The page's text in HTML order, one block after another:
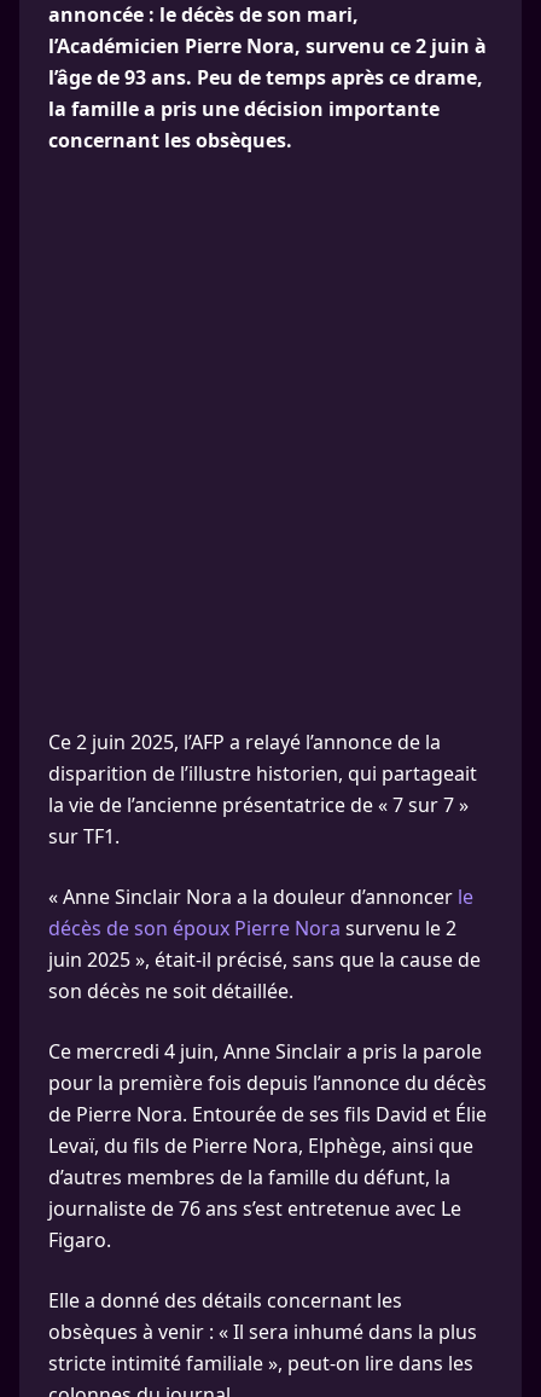
annoncée : le décès de son mari,
l’Académicien Pierre Nora, survenu ce 2 juin à
l’âge de 93 ans. Peu de temps après ce drame,
la famille a pris une décision importante
concernant les obsèques.
Ce 2 juin 2025, l’AFP a relayé l’annonce de la
disparition de l’illustre historien, qui partageait
la vie de l’ancienne présentatrice de « 7 sur 7 »
sur TF1.
« Anne Sinclair Nora a la douleur d’annoncer le
décès de son époux Pierre Nora survenu le 2
juin 2025 », était-il précisé, sans que la cause de
son décès ne soit détaillée.
Ce mercredi 4 juin, Anne Sinclair a pris la parole
pour la première fois depuis l’annonce du décès
de Pierre Nora. Entourée de ses fils David et Élie
Levaï, du fils de Pierre Nora, Elphège, ainsi que
d’autres membres de la famille du défunt, la
journaliste de 76 ans s’est entretenue avec Le
Figaro.
Elle a donné des détails concernant les
obsèques à venir : « Il sera inhumé dans la plus
stricte intimité familiale », peut-on lire dans les